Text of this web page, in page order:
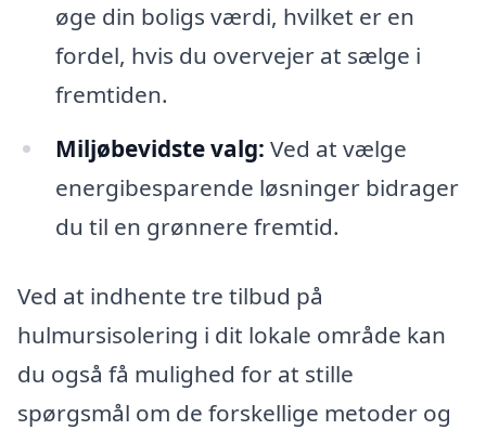
øge din boligs værdi, hvilket er en
fordel, hvis du overvejer at sælge i
fremtiden.
Miljøbevidste valg: Ved at vælge
energibesparende løsninger bidrager
du til en grønnere fremtid.
Ved at indhente tre tilbud på
hulmursisolering i dit lokale område kan
du også få mulighed for at stille
spørgsmål om de forskellige metoder og